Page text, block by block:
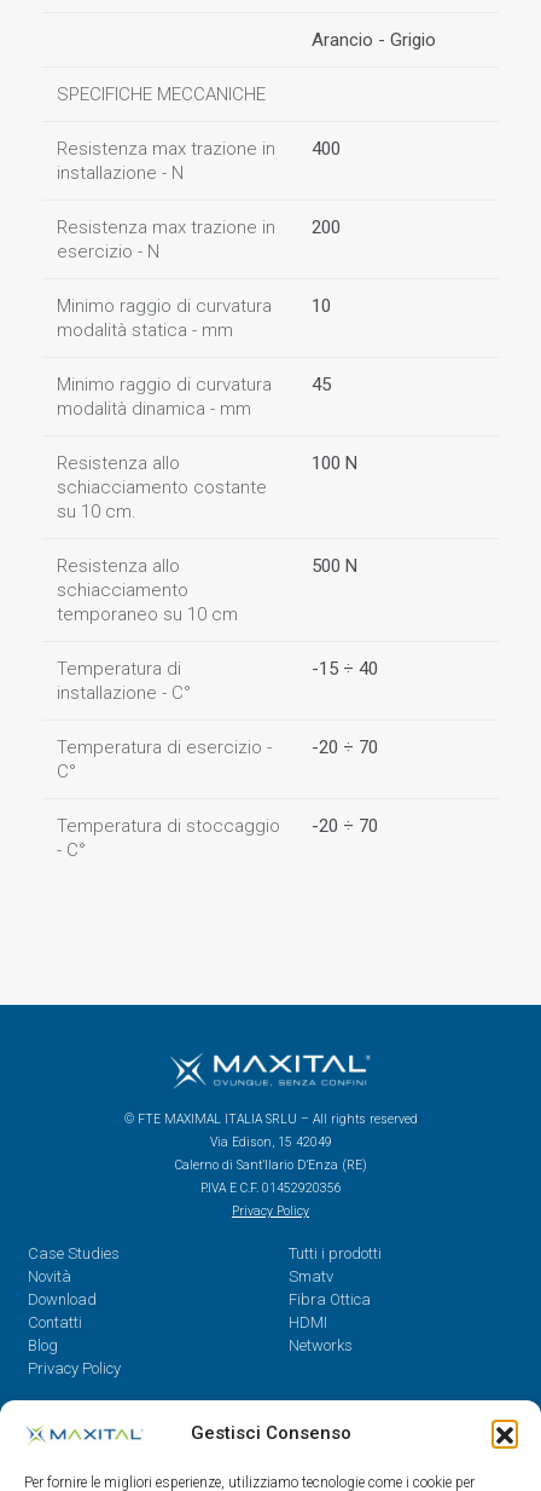
Gestisci Consenso
Per fornire le migliori esperienze, utilizziamo tecnologie come i cookie per
Arancio - Grigio
SPECIFICHE MECCANICHE
Resistenza max trazione in
installazione - N
400
Resistenza max trazione in
esercizio - N
200
Minimo raggio di curvatura
modalità statica - mm
10
Minimo raggio di curvatura
modalità dinamica - mm
45
Resistenza allo
schiacciamento costante
su 10 cm.
100 N
Resistenza allo
schiacciamento
temporaneo su 10 cm
500 N
Temperatura di
installazione - C°
-15 ÷ 40
Temperatura di esercizio -
C°
-20 ÷ 70
Temperatura di stoccaggio
- C°
-20 ÷ 70
© FTE MAXIMAL ITALIA SRLU – All rights reserved
Via Edison, 15 42049
Calerno di Sant’Ilario D’Enza (RE)
P.IVA E C.F. 01452920356
Privacy Policy
Case Studies
Novità
Download
Contatti
Blog
Privacy Policy
Tutti i prodotti
Smatv
Fibra Ottica
HDMI
Networks
Contatti